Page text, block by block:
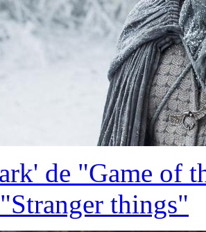
de "Game of
things"